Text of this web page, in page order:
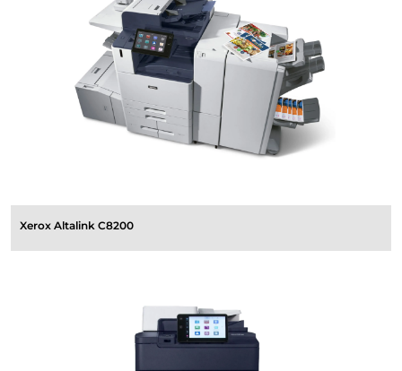
Xerox Altalink C8200